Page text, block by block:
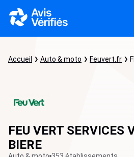
Accueil Auto & moto Feuvert.fr
FEU VERT SERVICES
BIERE